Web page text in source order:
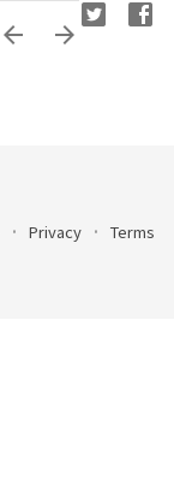
 
Privacy Terms